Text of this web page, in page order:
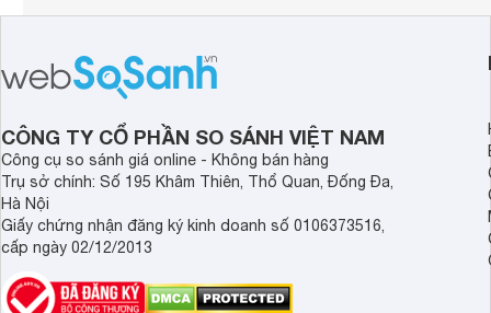
CÔNG TY CỔ PHẦN SO SÁNH VIỆT NAM
Công cụ so sánh giá online - Không bán hàng
Trụ sở chính: Số 195 Khâm Thiên, Thổ Quan, Đống Đa,
Hà Nội
Giấy chứng nhận đăng ký kinh doanh số 0106373516,
cấp ngày 02/12/2013